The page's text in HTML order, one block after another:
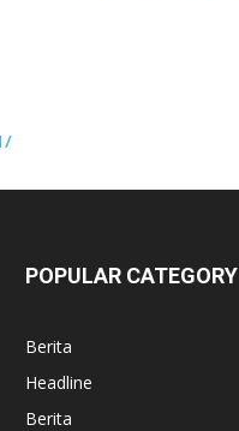
POPULAR CATEGORY
Berita
Headline
Berita